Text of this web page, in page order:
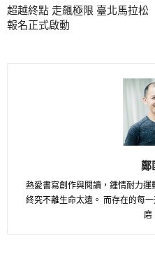
超越終點 走飆極限 臺北馬拉松
報名正式啟動
鄭
熱愛書寫創作與閱讀，鍾情耐力運
終究不離生命太遠。 而存在的每
磨